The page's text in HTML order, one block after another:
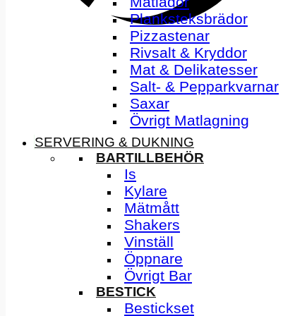
Planksteksbrädor
Pizzastenar
Rivsalt & Kryddor
Mat & Delikatesser
Salt- & Pepparkvarnar
Saxar
Övrigt Matlagning
SERVERING & DUKNING
BARTILLBEHÖR
Is
Kylare
Mätmått
Shakers
Vinställ
Öppnare
Övrigt Bar
BESTICK
Bestickset